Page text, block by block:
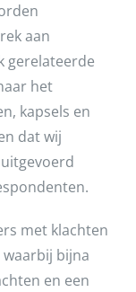
aan
gerelateerde
het
kapsels en
dat wij
met klachten
bijna
en een